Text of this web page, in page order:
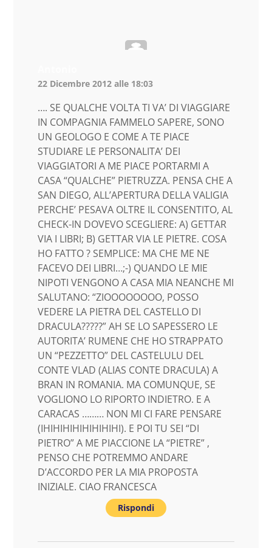
22 Dicembre 2012 alle 18:03
…. SE QUALCHE VOLTA TI VA’ DI VIAGGIARE
IN COMPAGNIA FAMMELO SAPERE, SONO
UN GEOLOGO E COME A TE PIACE
STUDIARE LE PERSONALITA’ DEI
VIAGGIATORI A ME PIACE PORTARMI A
CASA “QUALCHE” PIETRUZZA. PENSA CHE A
SAN DIEGO, ALL’APERTURA DELLA VALIGIA
PERCHE’ PESAVA OLTRE IL CONSENTITO, AL
CHECK-IN DOVEVO SCEGLIERE: A) GETTAR
VIA I LIBRI; B) GETTAR VIA LE PIETRE. COSA
HO FATTO ? SEMPLICE: MA CHE ME NE
FACEVO DEI LIBRI…;-) QUANDO LE MIE
NIPOTI VENGONO A CASA MIA NEANCHE MI
SALUTANO: “ZIOOOOOOOO, POSSO
VEDERE LA PIETRA DEL CASTELLO DI
DRACULA?????” AH SE LO SAPESSERO LE
AUTORITA’ RUMENE CHE HO STRAPPATO
UN “PEZZETTO” DEL CASTELULU DEL
CONTE VLAD (ALIAS CONTE DRACULA) A
BRAN IN ROMANIA. MA COMUNQUE, SE
VOGLIONO LO RIPORTO INDIETRO. E A
CARACAS ……… NON MI CI FARE PENSARE
(IHIHIHIHIHIHIHIHI). E POI TU SEI “DI
PIETRO” A ME PIACCIONE LA “PIETRE” ,
PENSO CHE POTREMMO ANDARE
D’ACCORDO PER LA MIA PROPOSTA
INIZIALE. CIAO FRANCESCA
Rispondi